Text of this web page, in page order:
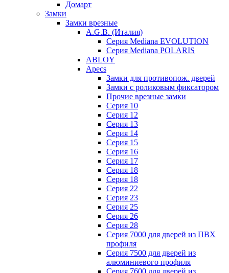
Домарт
Замки
Замки врезные
A.G.B. (Италия)
Серия Mediana EVOLUTION
Серия Mediana POLARIS
ABLOY
Apecs
Замки для противопож. дверей
Замки с роликовым фиксатором
Прочие врезные замки
Серия 10
Серия 12
Серия 13
Серия 14
Серия 15
Серия 16
Серия 17
Серия 18
Серия 18
Серия 22
Серия 23
Серия 25
Серия 26
Серия 28
Серия 7000 для дверей из ПВХ
профиля
Серия 7500 для дверей из
алюминиевого профиля
Серия 7600 для дверей из